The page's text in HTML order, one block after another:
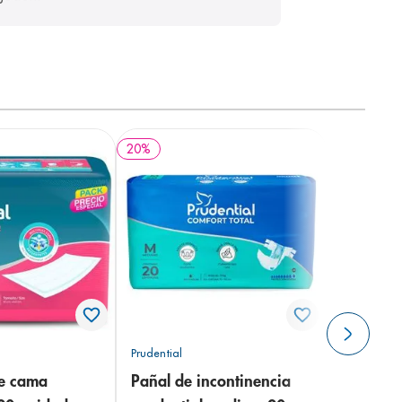
cama
20%
Prudential
Pañal de incontinencia